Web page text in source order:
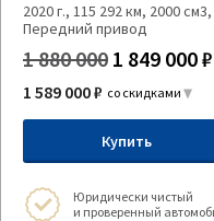
2020 г., 115 292 км, 2000
Передний привод
1 880 000 1 849 000 ₽
1 589 000 ₽ со скидками
Купить
Юридически чистый
и проверенный